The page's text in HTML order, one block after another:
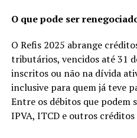
O que pode ser
O Refis 2025 abrange
tributários, vencidos até 31
inscritos ou não na dívida
inclusive para quem já teve
Entre os débitos que podem
IPVA, ITCD e outros créditos